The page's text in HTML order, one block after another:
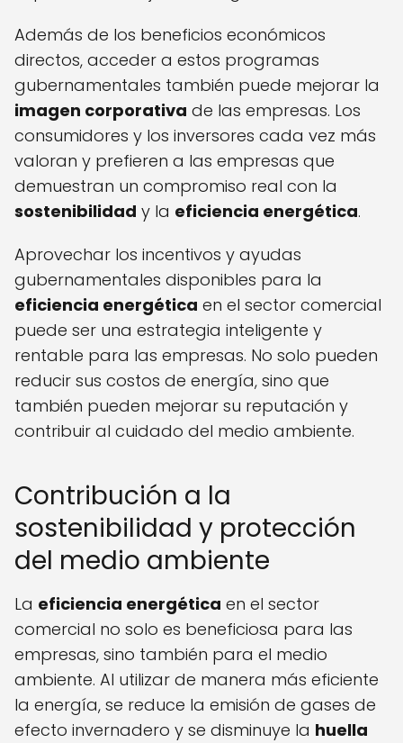
Además de los beneficios económicos
directos, acceder a estos programas
gubernamentales también puede mejorar la
imagen corporativa de las empresas. Los
consumidores y los inversores cada vez más
valoran y prefieren a las empresas que
demuestran un compromiso real con la
sostenibilidad y la eficiencia energética.
Aprovechar los incentivos y ayudas
gubernamentales disponibles para la
eficiencia energética en el sector comercial
puede ser una estrategia inteligente y
rentable para las empresas. No solo pueden
reducir sus costos de energía, sino que
también pueden mejorar su reputación y
contribuir al cuidado del medio ambiente.
Contribución a la
sostenibilidad y protección
del medio ambiente
La eficiencia energética en el sector
comercial no solo es beneficiosa para las
empresas, sino también para el medio
ambiente. Al utilizar de manera más eficiente
la energía, se reduce la emisión de gases de
efecto invernadero y se disminuye la huella